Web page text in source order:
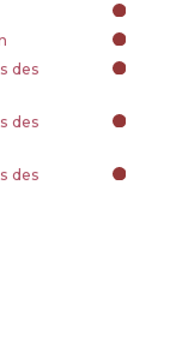
des
des
des